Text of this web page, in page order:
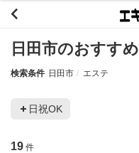
日田市のおすす
検索条件 日田市 エステ
日祝OK
19 件